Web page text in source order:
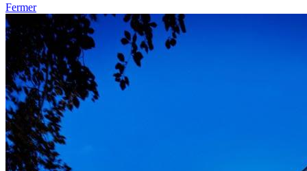
Fermer